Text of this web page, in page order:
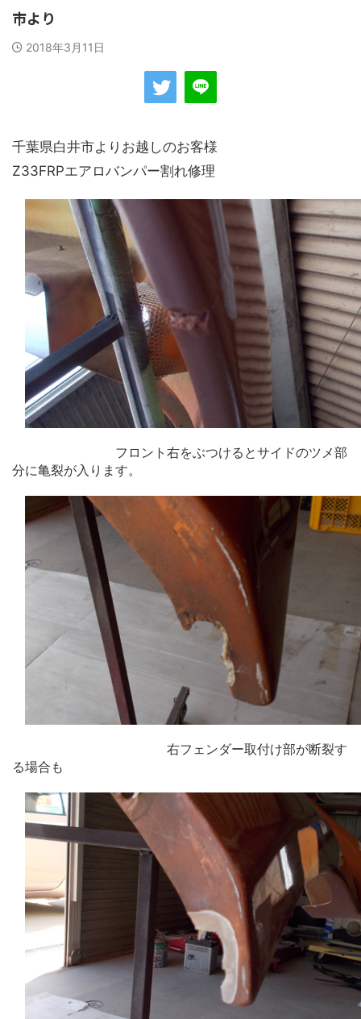
市より
2018年3月11日
千葉県白井市よりお越しのお客様
Z33FRPエアロバンパー割れ修理
フロント右をぶつけるとサイドのツメ部
分に亀裂が入ります。
右フェンダー取付け部が断裂す
る場合も